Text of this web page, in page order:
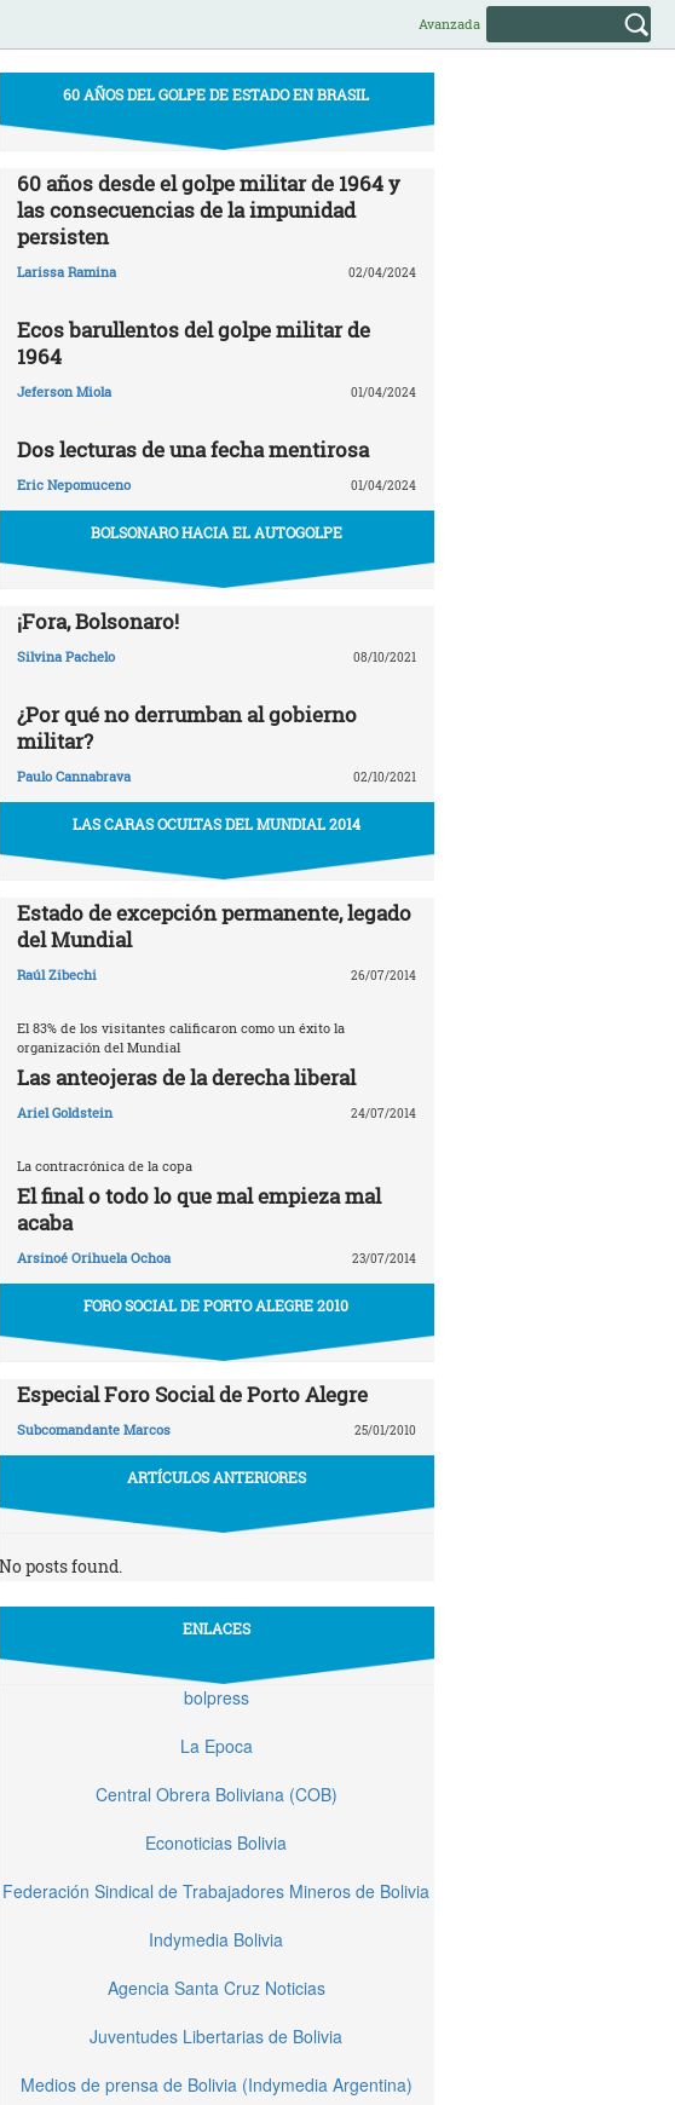
Avanzada
60 AÑOS DEL GOLPE DE ESTADO EN BRASIL
60 años desde el golpe militar de 1964 y
las consecuencias de la impunidad
persisten
Larissa Ramina 02/04/2024
Ecos barullentos del golpe militar de
1964
Jeferson Miola 01/04/2024
Dos lecturas de una fecha mentirosa
Eric Nepomuceno 01/04/2024
BOLSONARO HACIA EL AUTOGOLPE
¡Fora, Bolsonaro!
Silvina Pachelo 08/10/2021
¿Por qué no derrumban al gobierno
militar?
Paulo Cannabrava 02/10/2021
LAS CARAS OCULTAS DEL MUNDIAL 2014
Estado de excepción permanente, legado
del Mundial
Raúl Zibechi 26/07/2014
El 83% de los visitantes calificaron como un éxito la
organización del Mundial
Las anteojeras de la derecha liberal
Ariel Goldstein 24/07/2014
La contracrónica de la copa
El final o todo lo que mal empieza mal
acaba
Arsinoé Orihuela Ochoa 23/07/2014
FORO SOCIAL DE PORTO ALEGRE 2010
Especial Foro Social de Porto Alegre
Subcomandante Marcos 25/01/2010
ARTÍCULOS ANTERIORES
No posts found.
ENLACES
bolpress
La Epoca
Central Obrera Boliviana (COB)
Econoticias Bolivia
Federación Sindical de Trabajadores Mineros de Bolivia
Indymedia Bolivia
Agencia Santa Cruz Noticias
Juventudes Libertarias de Bolivia
Medios de prensa de Bolivia (Indymedia Argentina)